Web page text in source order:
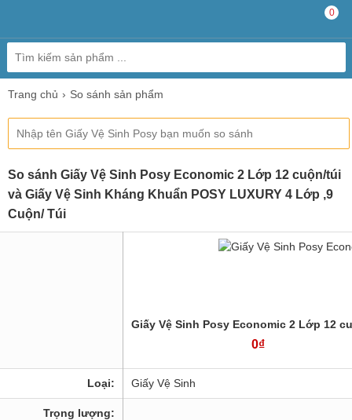
0
Trang chủ So sánh sản phẩm
So sánh Giấy Vệ Sinh Posy Economic 2 Lớp 12 cuộn/túi
và Giấy Vệ Sinh Kháng Khuẩn POSY LUXURY 4 Lớp ,9
Cuộn/ Túi
Giấy Vệ Sinh Posy Economic 2 Lớp 12
0₫
Loại: Giấy Vệ Sinh
Trọng lượng: